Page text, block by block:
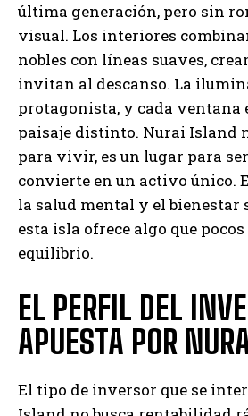
última generación, pero sin
visual. Los interiores
nobles con líneas suaves,
invitan al descanso. La
protagonista, y cada ventana
paisaje distinto. Nurai Island
para vivir, es un lugar para
convierte en un activo único.
la salud mental y el bienestar
esta isla ofrece algo que pocos
equilibrio.
EL PERFIL DEL
APUESTA POR
El tipo de inversor que se